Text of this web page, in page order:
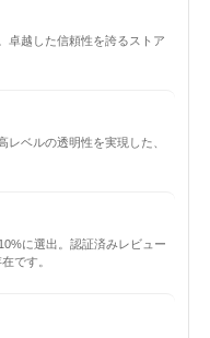
卓越した信頼性を誇るストア
ベルの透明性を実現した、
に選出。認証済みレビュー
です。